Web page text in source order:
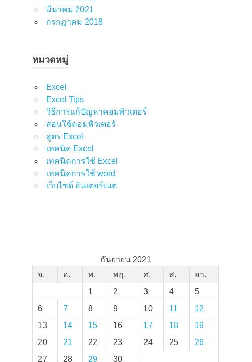
มีนาคม 2021
กรกฎาคม 2018
หมวดหมู่
Excel
Excel Tips
วิธีการแก้ปัญหาคอมพิวเตอร์
สอนใช้คอมพิวเตอร์
สูตร Excel
เทคนิค Excel
เทคนิคการใช้ Excel
เทคนิคการใช้ word
เว็บไซด์ อินเตอร์เนต
กันยายน 2021
จ.
อ. พ. พฤ. ศ. ส.
อา.
1
2 3 4
5
6
7 8 9 10 11
12
13
14 15 16 17 18
19
20
21 22 23 24 25
26
27
28 29 30